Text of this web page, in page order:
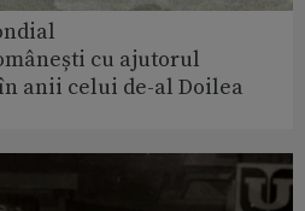
cu ajutorul
anii celui de-al Doilea